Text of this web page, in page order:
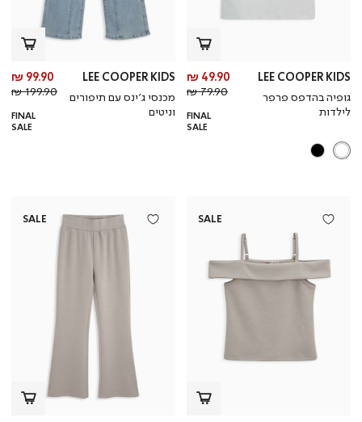
LEE COOPER KIDS
גופיה בהדפס פרפר
לילדות
מחיר
מוצר
49.90 ₪
מחיר
רגיל
79.90 ₪
FINAL
SALE
LEE COOPER KIDS
מכנסי ג’ינס עם תיפורים
וניטים
99.90 ₪
199.90 ₪
FINAL
SALE
SALE
SALE